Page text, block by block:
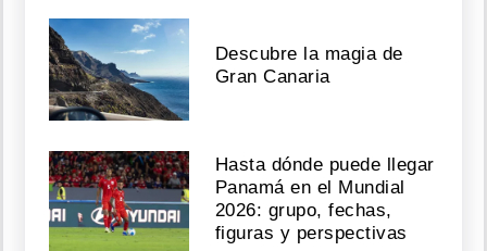
Descubre la magia de
Gran Canaria
Hasta dónde puede llegar
Panamá en el Mundial
2026: grupo, fechas,
figuras y perspectivas